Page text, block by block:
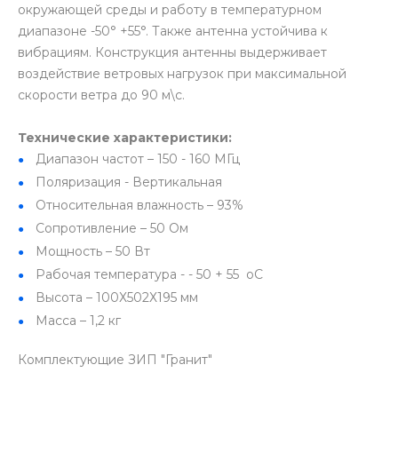
окружающей среды и работу в температурном
диапазоне -50° +55°. Также антенна устойчива к
вибрациям. Конструкция антенны выдерживает
воздействие ветровых нагрузок при максимальной
скорости ветра до 90 м\с.
Технические характеристики:
Диапазон частот – 150 - 160 МГц
Поляризация - Вертикальная
Относительная влажность – 93%
Сопротивление – 50 Ом
Мощность – 50 Вт
Рабочая температура - - 50 + 55 оС
Высота – 100Х502Х195 мм
Масса – 1,2 кг
Комплектующие ЗИП "Гранит"